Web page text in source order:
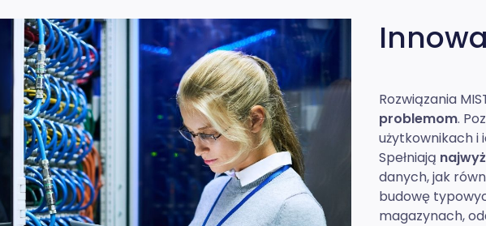
Kliknij aby
Rozwiązania
problemom.
użytkownikach i
Spełniają
danych, jak
budowę
magazynach,